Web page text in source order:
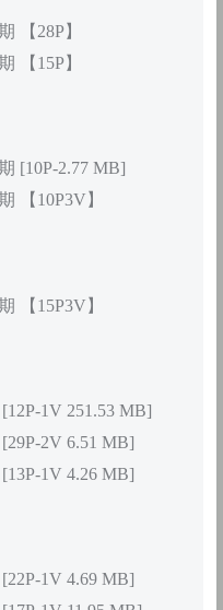
【28P】
【15P】
[10P-2.77 MB]
【10P3V】
【15P3V】
1V 251.53 MB]
2V 6.51 MB]
1V 4.26 MB]
1V 4.69 MB]